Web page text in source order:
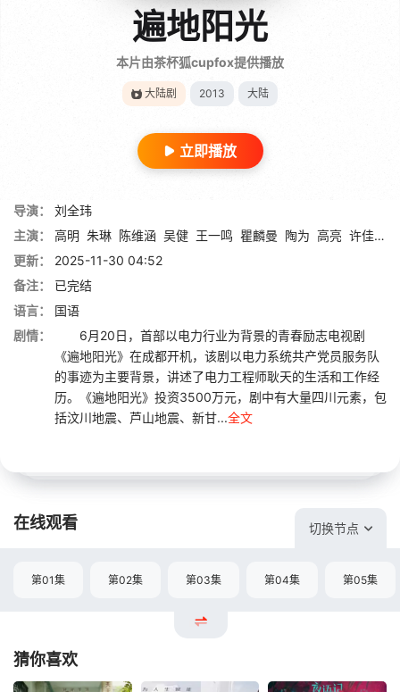
遍地阳光
本片由茶杯狐cupfox提供播放
大陆剧 2013 大陆
立即播放
导演：
刘全玮
主演：
高明 朱琳 陈维涵 吴健 王一鸣 瞿麟曼 陶为 高亮 许佳美乐
更新：
2025-11-30 04:52
备注：
已完结
语言：
国语
剧情：
6月20日，首部以电力行业为背景的青春励志电视剧
《遍地阳光》在成都开机，该剧以电力系统共产党员服务队
的事迹为主要背景，讲述了电力工程师耿天的生活和工作经
历。《遍地阳光》投资3500万元，剧中有大量四川元素，包
括汶川地震、芦山地震、新甘...全文
在线观看 切换节点
第01集 第02集 第03集 第04集 第05集
猜你喜欢